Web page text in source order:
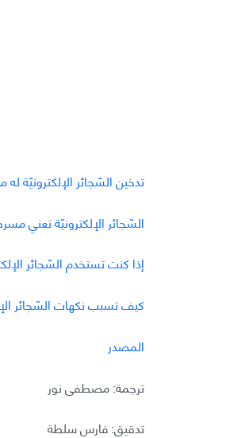
تدخين السّجائر الإلكترونيّة
السّجائر الإلكترونيّة تعني
إذا كنت تستخدم السّجائر
كيف تسبب نكهات السّجائر
المصدر
ترجمة: مصطفى نور
تدقيق: فارس سلطة